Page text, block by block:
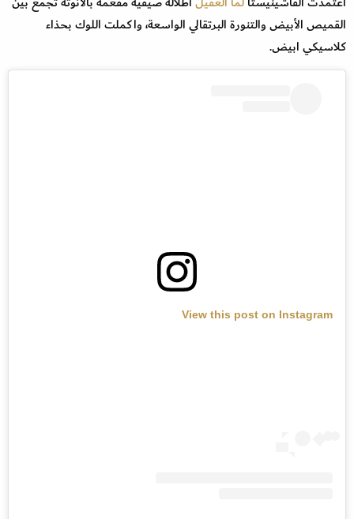
القميص الأبيض والتنورة البرتقالي الواسعة، واكملت اللوك بحذاء
كلاسيكي ابيض.
View this post on Instagram